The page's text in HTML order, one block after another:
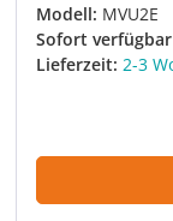
Modell: MVU2E
Sofort verfügbar
Lieferzeit: 2-3